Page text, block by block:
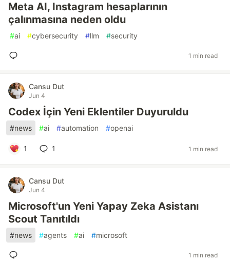
Meta AI, Instagram hesaplarının
çalınmasına neden oldu
#ai #cybersecurity #llm #security
1 min read
Cansu Dut
Jun 4
Codex İçin Yeni Eklentiler Duyuruldu
#news #ai #automation #openai
1 1 1 min read
Cansu Dut
Jun 4
Microsoft'un Yeni Yapay Zeka Asistanı
Scout Tanıtıldı
#news #agents #ai #microsoft
1 min read